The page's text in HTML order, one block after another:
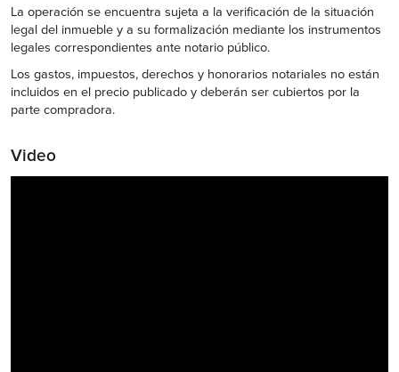
La operación se encuentra sujeta a la verificación de la situación
legal del inmueble y a su formalización mediante los instrumentos
legales correspondientes ante notario público.
Los gastos, impuestos, derechos y honorarios notariales no están
incluidos en el precio publicado y deberán ser cubiertos por la
parte compradora.
Video